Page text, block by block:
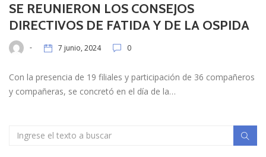
SE REUNIERON LOS CONSEJOS
DIRECTIVOS DE FATIDA Y DE LA OSPIDA
- 7 junio, 2024 0
Con la presencia de 19 filiales y participación de 36 compañeros
y compañeras, se concretó en el día de la…